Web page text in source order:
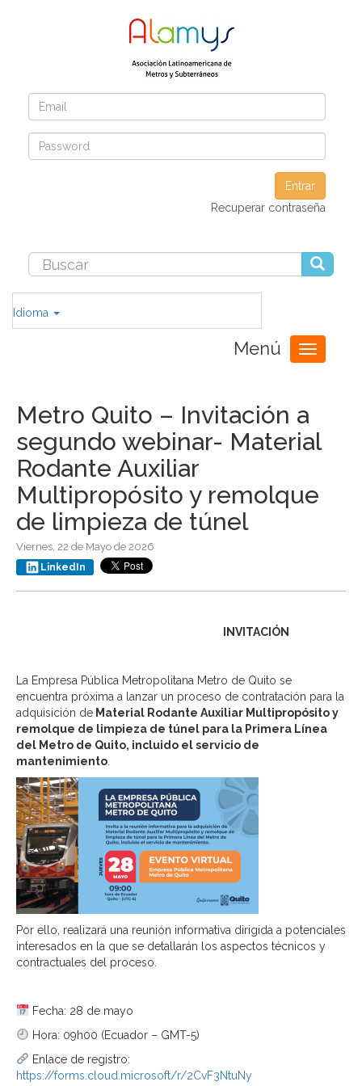
Entrar
Recuperar contraseña
Idioma
Menú
Toggle
navigation
Metro Quito – Invitación a
segundo webinar- Material
Rodante Auxiliar
Multipropósito y remolque
de limpieza de túnel
Viernes, 22 de Mayo de 2026
LinkedIn
INVITACIÓN
La Empresa Pública Metropolitana Metro de Quito se
encuentra próxima a lanzar un proceso de contratación para la
adquisición de Material Rodante Auxiliar Multipropósito y
remolque de limpieza de túnel para la Primera Línea
del Metro de Quito, incluido el servicio de
mantenimiento
Por ello, realizará una reunión informativa dirigida a potenciales
interesados en la que se detallarán los aspectos técnicos y
contractuales del proceso.
Fecha: 28 de mayo
Hora: 09h00 (Ecuador – GMT-5)
Enlace de registro:
https://forms.cloud.microsoft/r/2CvF3NtuNy